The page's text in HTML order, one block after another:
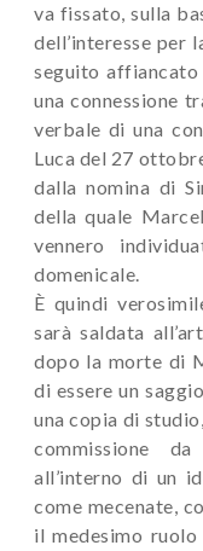
va fissato, sulla
dell’interesse per
seguito
una connessione
verbale di una
Luca del 27
dalla nomina di
della quale
vennero
domenicale.
È quindi
sarà saldata
dopo la morte di
di essere un
una copia di
commissione
all’interno di un
come mecenate,
il medesimo